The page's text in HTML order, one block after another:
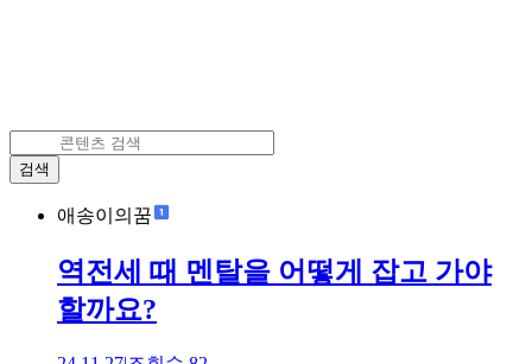
검색
애송이의꿈
역전세 때 멘탈을 어떻게 잡고 가야
할까요?